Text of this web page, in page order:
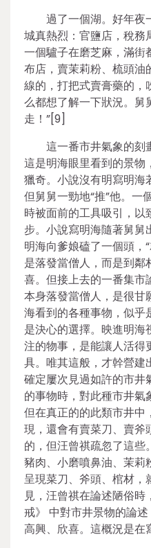
過了一個湖。好年夜
城真熱烈：官鹽店，稅務
一個驢子在磨芝麻，滿街
布店，賣茉莉粉、梳頭油
線的，打把式賣膏藥的
么都想了解一下狀況。舅
走！”[9]
這一番市井氣象的刻
這是明海眼里看到的景物
獵奇。小說沒有明寫明海
但舅舅一勁地“推”他。一
時被面前的工具吸引，以
步。小說寫明海隨著舅
明海向爹娘磕了一個頭，
是落發當僧人，而是到
喜。但接上去的一番集市
本身落發當僧人，是很甘
海看到的各種事物，似乎
是決心的選擇。映進明
注的物事，是能讓人活得
具。唯其這般，才幹營建
確定屢次見過如許的市井
的事物時，對此種市井氣
但在真正的的此類市井中
現，還會有賣菜刀、賣斧
的，但汪曾祺疏忽了這
豬肉、小磨噴鼻油、茉莉
呈現菜刀、斧頭、棺材，
見，汪曾祺在論述陋俗
戒》 中對市井景物的論
高興、欣喜。這概況是在